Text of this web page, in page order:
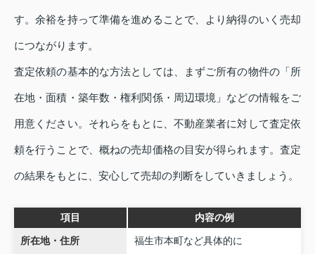
す。余裕を持って準備を進めることで、より納得のいく売却
につながります。
査定依頼の基本的な方法としては、まずご所有の物件の「所
在地・面積・築年数・権利関係・周辺環境」などの情報をご
用意ください。それらをもとに、不動産業者に対して査定依
頼を行うことで、概ねの売却価格の目安が得られます。査定
の結果をもとに、安心して売却の判断をしていきましょう。
項目 内容の例
所在地・住所 福生市本町など具体的に